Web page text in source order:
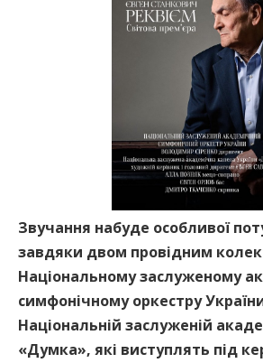
Звучання набуде особливої
завдяки двом провідним
Національному заслуженому
симфонічному оркестру
Національній заслуженій
«Думка», які виступлять під